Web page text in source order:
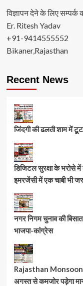
विज्ञापन देने के लिए सम्पर्क
Er. Ritesh Yadav
+91-9414555552
Bikaner,Rajasthan
Recent News
जिंदगी की ढलती शाम में
डिजिटल सुरक्षा के भरोसे
इमरजेंसी में एक चाबी भी
नगर निगम चुनाव की
भाजपा-कांग्रेस
Rajasthan Monsoon:
अगस्त से कमजोर पड़ेगा